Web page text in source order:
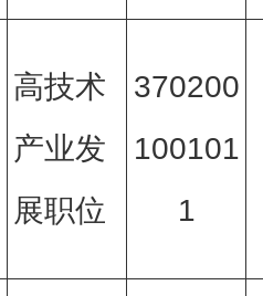
高技术
产业发
展职位
370200
100101
1